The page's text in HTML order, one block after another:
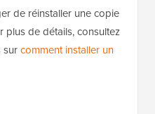
de réinstaller une copie
plus de détails, consultez
surcomment installer un